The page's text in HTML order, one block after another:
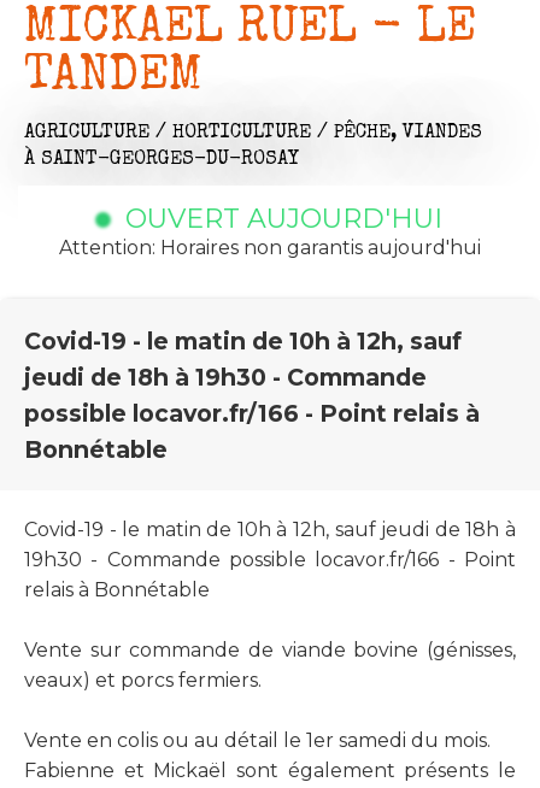
MICKAEL RUEL - LE
TANDEM
AGRICULTURE / HORTICULTURE / PÊCHE, VIANDES
À SAINT-GEORGES-DU-ROSAY
OUVERT AUJOURD'HUI
Attention: Horaires non garantis aujourd'hui
Covid-19 - le matin de 10h à 12h, sauf
jeudi de 18h à 19h30 - Commande
possible locavor.fr/166 - Point relais à
Bonnétable
Covid-19 - le matin de 10h à 12h, sauf jeudi de 18h à
19h30 - Commande possible locavor.fr/166 - Point
relais à Bonnétable
Vente sur commande de viande bovine (génisses,
veaux) et porcs fermiers.
Vente en colis ou au détail le 1er samedi du mois.
Fabienne et Mickaël sont également présents le